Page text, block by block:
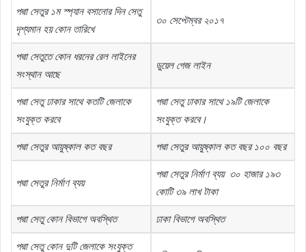
পদ্মা সেতুর ১ম স্প্যান বসানোর দিন সেতু
দৃশ্যমান হয় কোন তারিখে
৩০ সেপ্টেম্বর ২০১৭
পদ্মা সেতুতে কোন ধরনের রেল লাইনের
সংস্থান আছে
ডুয়েল গেজ লাইন
পদ্মা সেতু ঢাকার সাথে কতটি জেলাকে
সংযুক্ত করবে
পদ্মা সেতু ঢাকার সাথে ১৯টি জেলাকে
সংযুক্ত করবে।
পদ্মা সেতুর আয়ুষ্কাল কত বছর পদ্মা সেতুর আয়ুষ্কাল কত বছর ১০০ বছর
পদ্মা সেতুর নির্মাণ ব্যয়
পদ্মা সেতুর নির্মাণ ব্যয় ৩০ হাজার ১৯৩
কোটি ৩৯ লাখ টাকা
পদ্মা সেতু কোন বিভাগে অবস্থিত ঢাকা বিভাগে অবস্থিত
পদ্মা সেতু কোন দুটি জেলাকে সংযুক্ত